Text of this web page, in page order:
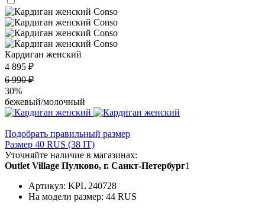
Кардиган женский
4 895 ₽
6 990 ₽
30%
бежевый/молочный
Подобрать правильный размер
Размер 40 RUS (38 IT)
Уточняйте наличие в магазинах:
Outlet Village Пулково, г. Санкт-Петербург1
Артикул: KPL 240728
На модели размер: 44 RUS